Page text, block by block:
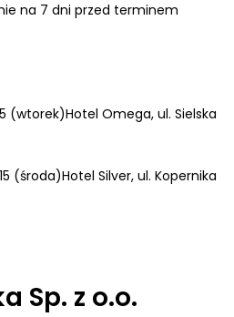
na 7 dni przed terminem
(wtorek)Hotel Omega, ul. Sielska
(środa)Hotel Silver, ul. Kopernika
Sp. z o.o.